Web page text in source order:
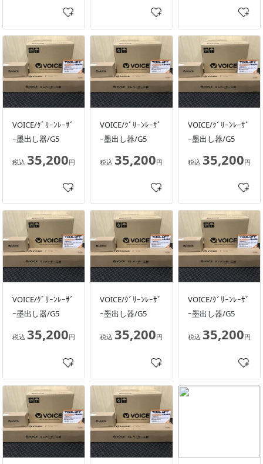
VOICE/ｸﾞﾘｰﾝﾚｰｻﾞ
ｰ墨出し器/G5
税込 35,200円
VOICE/ｸﾞﾘｰﾝﾚｰｻﾞ
ｰ墨出し器/G5
税込35,200円
VOICE/ｸﾞﾘｰﾝﾚｰｻﾞ
ｰ墨出し器/G5
税込 35,200円
VOICE/ｸﾞﾘｰﾝﾚｰｻﾞ
ｰ墨出し器/G5
税込 35,200円
VOICE/ｸﾞﾘｰﾝﾚｰｻﾞ
ｰ墨出し器/G5
税込35,200円
VOICE/ｸﾞﾘｰﾝﾚｰｻﾞ
ｰ墨出し器/G5
税込 35,200円